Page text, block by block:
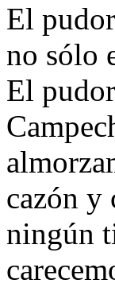
El
no sólo
El
cazón y
ningún